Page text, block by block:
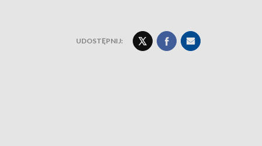
UDOSTĘPNIJ: